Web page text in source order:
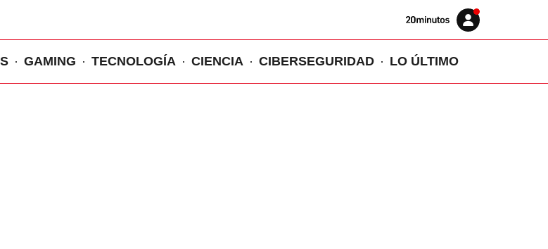
Volver
Iniciar
sesión
GAMING TECNOLOGÍA CIENCIA CIBERSEGURIDAD LO ÚLTIMO